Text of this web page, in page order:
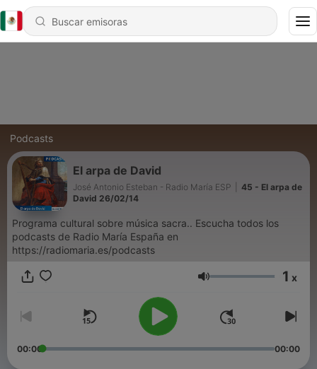
Podcasts
El arpa de David
José Antonio Esteban - Radio María ESP
45 - El arpa de
David 26/02/14
Programa cultural sobre música sacra.. Escucha todos los
podcasts de Radio María España en
https://radiomaria.es/podcasts
Volumen 1 x
00:00 00:00